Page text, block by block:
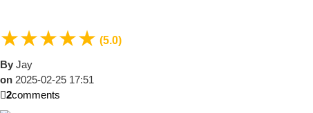
★★★★★ (5.0)
By Jay
on 2025-02-25 17:51
2comments